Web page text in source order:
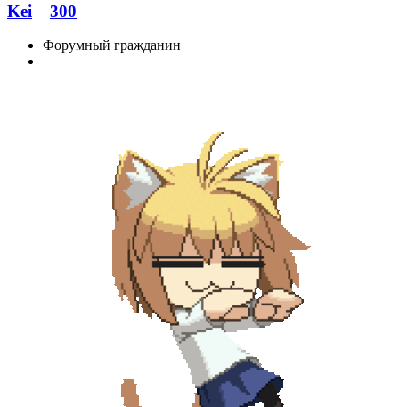
Kei 300
Форумный гражданин